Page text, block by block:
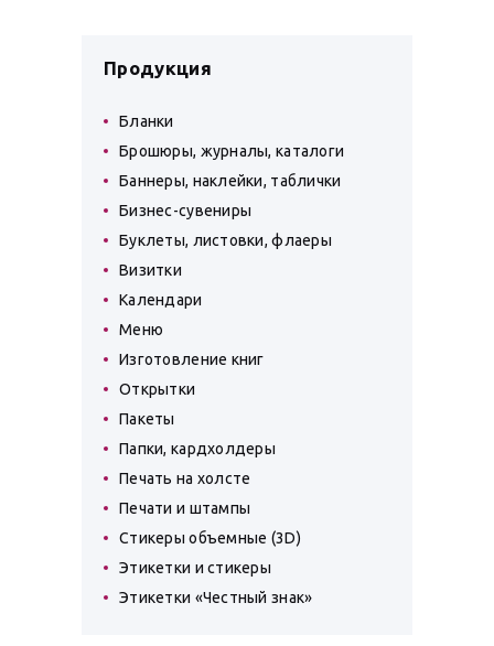
Продукция
Бланки
Брошюры, журналы, каталоги
Баннеры, наклейки, таблички
Бизнес-сувениры
Буклеты, листовки, флаеры
Визитки
Календари
Меню
Изготовление книг
Открытки
Пакеты
Папки, кардхолдеры
Печать на холсте
Печати и штампы
Стикеры объемные (3D)
Этикетки и стикеры
Этикетки «Честный знак»